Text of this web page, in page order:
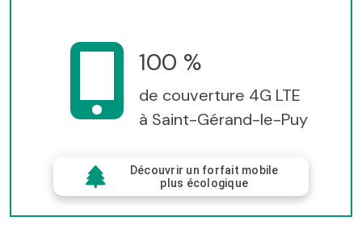
100 %
de couverture 4G LTE
à Saint-Gérand-le-Puy
Découvrir un forfait mobile
plus écologique